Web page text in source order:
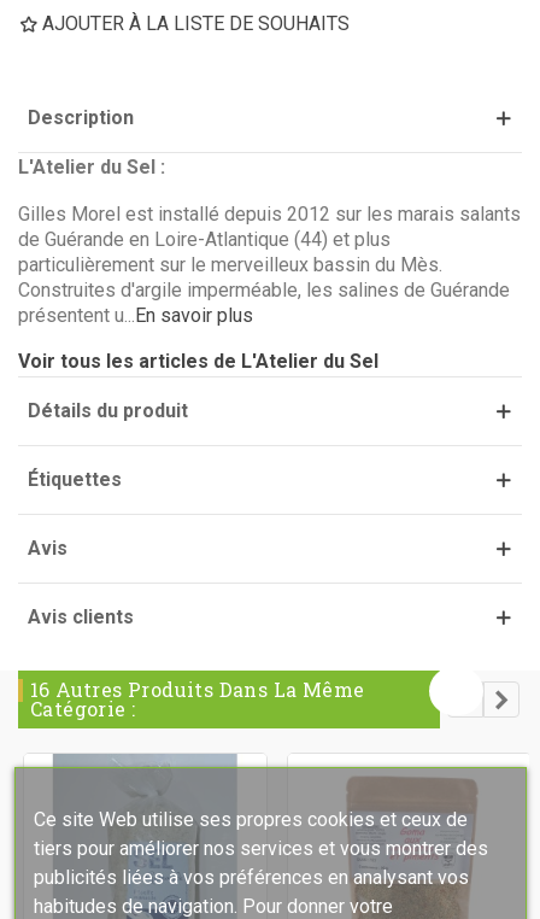
(5 avis)
AJOUTER À LA LISTE DE SOUHAITS
Description
L'Atelier du Sel :
Gilles Morel est installé depuis 2012 sur les marais salants
de Guérande en Loire-Atlantique (44) et plus
particulièrement sur le merveilleux bassin du Mès.
Construites d'argile imperméable, les salines de Guérande
présentent u... En savoir plus
Voir tous les articles de L'Atelier du Sel
Détails du produit
Étiquettes
Avis
Avis clients
16 Autres Produits Dans La Même
Catégorie :
Ce site Web utilise ses propres cookies et ceux de
tiers pour améliorer nos services et vous montrer des
publicités liées à vos préférences en analysant vos
habitudes de navigation. Pour donner votre